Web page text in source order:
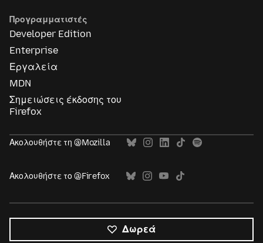
Προγραμματιστές
Developer Edition
Enterprise
Εργαλεία
MDN
Σημειώσεις έκδοσης του
Firefox
Ακολουθήστε τη @Mozilla
Ακολουθήστε το @Firefox
Δωρεά